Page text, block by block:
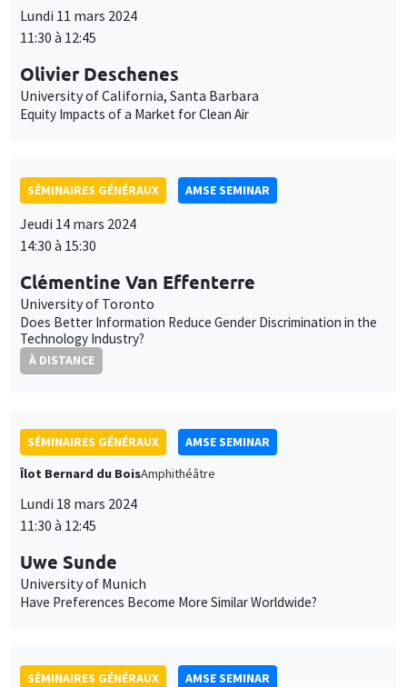
Lundi 11 mars 2024
11:30 à 12:45
Olivier Deschenes
University of California, Santa Barbara
Equity Impacts of a Market for Clean Air
SÉMINAIRES GÉNÉRAUX AMSE SEMINAR
Jeudi 14 mars 2024
14:30 à 15:30
Clémentine Van Effenterre
University of Toronto
Does Better Information Reduce Gender Discrimination in the
Technology Industry?
À DISTANCE
SÉMINAIRES GÉNÉRAUX
AMSE SEMINAR
Îlot Bernard du BoisAmphithéâtre
Lundi 18 mars 2024
11:30 à 12:45
Uwe Sunde
University of Munich
Have Preferences Become More Similar Worldwide?
SÉMINAIRES GÉNÉRAUX
AMSE SEMINAR
cookies